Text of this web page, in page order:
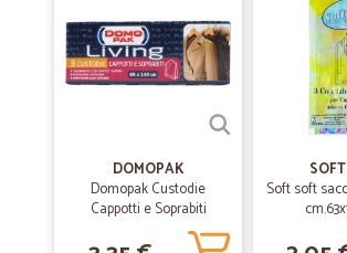
# Valentina Traversi _ Va.Tr. _ ⭐ ⭐ ⭐ #
➡️ ➡️ ➡️
bene , il personale di magazzino un pò + attento.
DOMOPAK
Domopak Custodie
Cappotti e Soprabiti
cm.65x140 cm 3 pz
Soft soft